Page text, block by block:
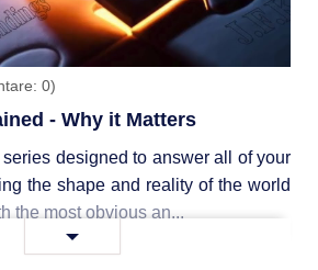
0)
- Why it Matters
designed to answer all of your
the shape and reality of the world
the most obvious an...